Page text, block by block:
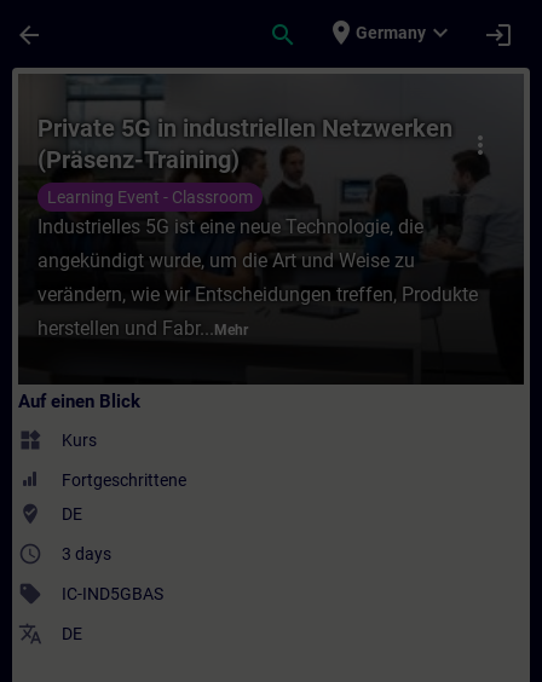
arrow_back search place Germany expand_more login
Kurs - Private 5G in industriellen
more_vert
Private 5G in industriellen Netzwerken
(Präsenz-Training)
Learning Event - Classroom
Industrielles 5G ist eine neue Technologie, die
angekündigt wurde, um die Art und Weise zu
verändern, wie wir Entscheidungen treffen, Produkte
herstellen und Fabr... Mehr
Auf einen Blick
widgets Kurs
Fortgeschrittene
where_to_vote DE
access_time 3 days
sell IC-IND5GBAS
translate DE